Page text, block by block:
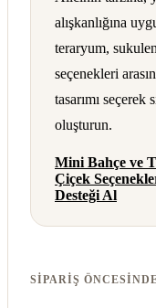
alışkanlığına
teraryum,
seçenekleri
tasarımı
oluşturun.
Mini Bahçe ve
Çiçek
Desteği Al
SIPARIŞ